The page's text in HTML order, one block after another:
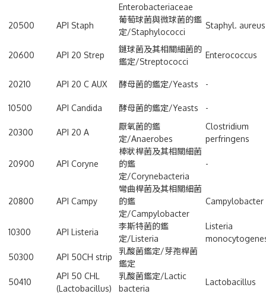
Enterobacteriaceae
20500 API Staph
葡萄球菌與微球菌的鑑
定/Staphylococci
Staphyl. aureus
20600 API 20 Strep
鏈球菌及其相關細菌的
鑑定/Streptococci
Enterococcus
20210 API 20 C AUX 酵母菌的鑑定/Yeasts -
10500 API Candida 酵母菌的鑑定/Yeasts -
20300 API 20 A
厭氧菌的鑑
定/Anaerobes
Clostridium
perfringens
20900 API Coryne
棒狀桿菌及其相關細菌
的鑑
定/Corynebacteria
-
20800 API Campy
彎曲桿菌及其相關細菌
的鑑
定/Campylobacter
Campylobacter
10300 API Listeria
李斯特菌的鑑
定/Listeria
Listeria
50300
API 50CH strip
乳酸菌鑑定/芽孢桿菌
鑑定
50410
API 50 CHL
(Lactobacillus)
乳酸菌鑑定/Lactic
bacteria
Lactobacillus